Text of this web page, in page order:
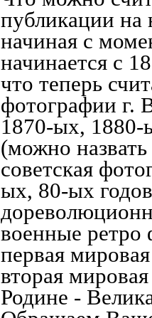
публикации
начиная c
начинается с
что теперь
фотографии г.
1870-ых, 1880-
(можно
советская
ых, 80-ых
военные ретро
первая
вторая
Родине -